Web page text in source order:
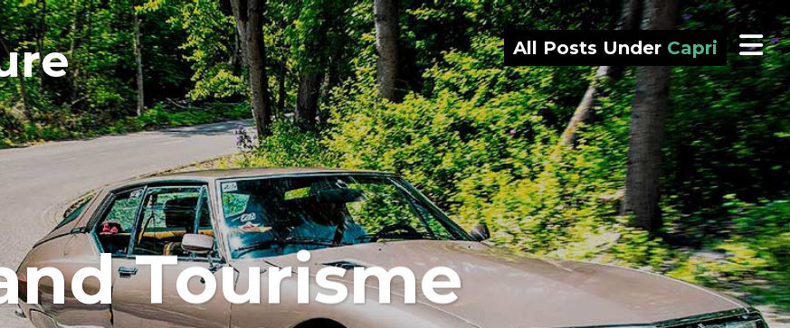
All Posts Under Capri
Tourisme